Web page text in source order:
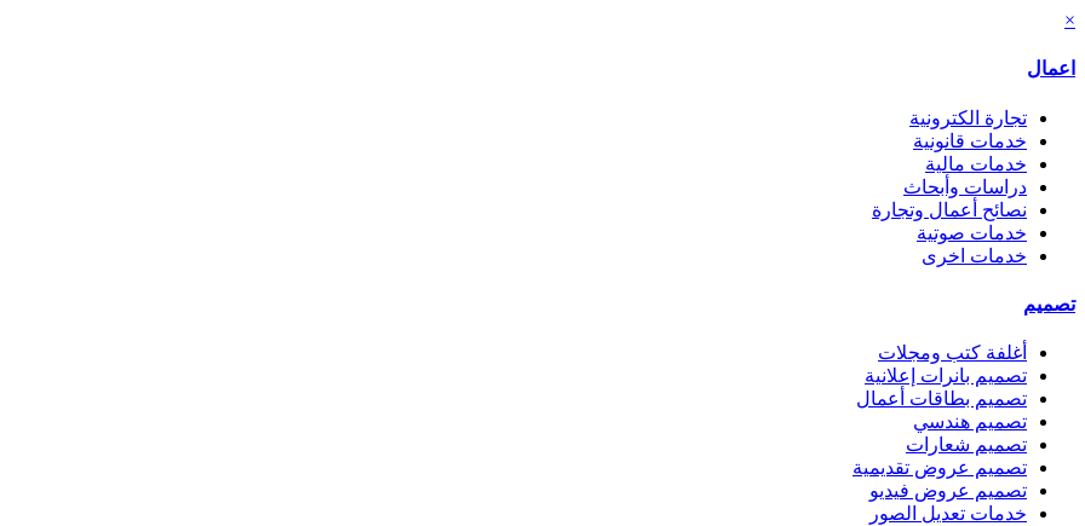
×
اعمال
تجارة الكترونية
خدمات قانونية
خدمات مالية
دراسات وأبحاث
نصائح أعمال وتجارة
خدمات صوتية
خدمات اخرى
تصميم
أغلفة كتب ومجلات
تصميم بانرات إعلانية
تصميم بطاقات أعمال
تصميم هندسي
تصميم شعارات
تصميم عروض تقديمية
تصميم عروض فيديو
خدمات تعديل الصور